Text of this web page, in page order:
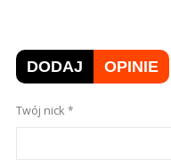
DODAJ OPINIE
Twój nick